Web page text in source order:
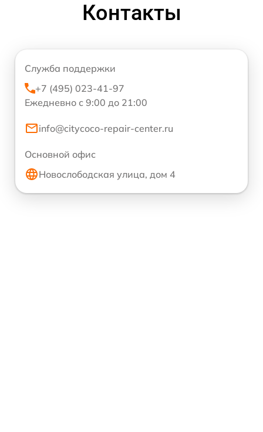
Контакты
Служба поддержки
+7 (495) 023-41-97
Ежедневно с 9:00 до 21:00
info@citycoco-repair-center.ru
Основной офис
Новослободская улица, дом 4